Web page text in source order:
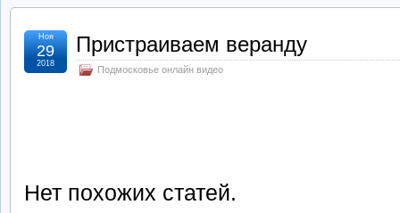
Пристраиваем веранду
Подмосковье онлайн видео
Ноя
29
2018
Нет похожих статей.